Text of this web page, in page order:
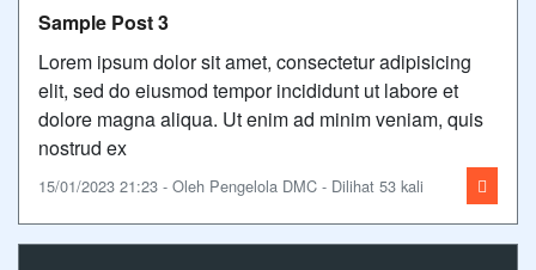
Sample Post 3
Lorem ipsum dolor sit amet, consectetur adipisicing
elit, sed do eiusmod tempor incididunt ut labore et
dolore magna aliqua. Ut enim ad minim veniam, quis
nostrud ex
15/01/2023 21:23 - Oleh Pengelola DMC - Dilihat 53 kali